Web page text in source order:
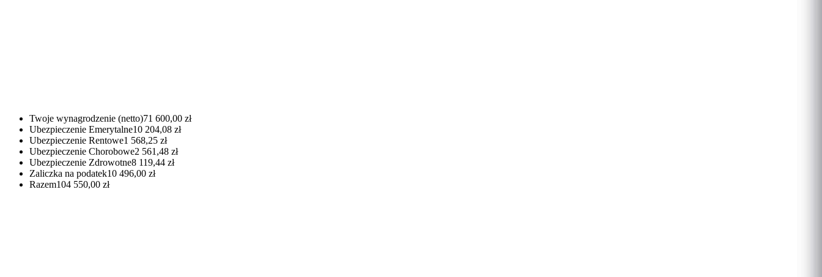
Twoje wynagrodzenie (netto)71 600,00 zł
Ubezpieczenie Emerytalne10 204,08 zł
Ubezpieczenie Rentowe1 568,25 zł
Ubezpieczenie Chorobowe2 561,48 zł
Ubezpieczenie Zdrowotne8 119,44 zł
Zaliczka na podatek10 496,00 zł
Razem104 550,00 zł